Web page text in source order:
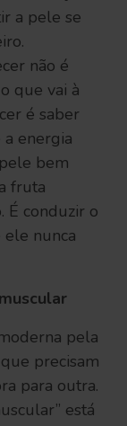
a pele se
não é
que vai à
é saber
energia
bem
fruta
É conduzir o
ele nunca
pela
precisam
para outra.
está